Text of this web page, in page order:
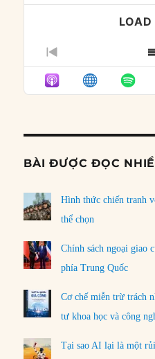
LOAD
PREVIOUS
EPISODE
BÀI ĐƯỢC ĐỌC
Hình thức chiến tranh
thể chọn
Chính sách ngoại giao
phía Trung Quốc
Cơ chế miễn trừ trách
tư khoa học và công
Tại sao AI lại là một